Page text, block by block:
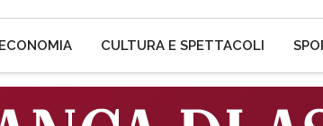
ECONOMIA CULTURA E SPETTACOLI